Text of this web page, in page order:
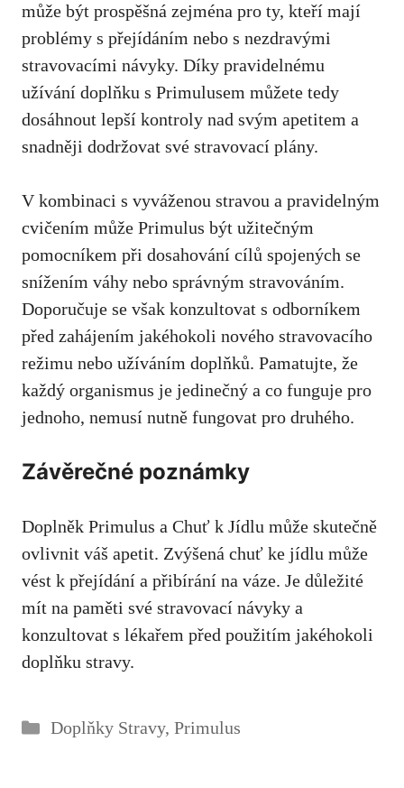
může být prospěšná zejména pro ty, kteří mají
problémy s přejídáním nebo s nezdravými
stravovacími návyky. Díky pravidelnému
užívání doplňku s Primulusem můžete tedy
dosáhnout lepší kontroly nad svým apetitem a
snadněji dodržovat své stravovací plány.
V kombinaci s vyváženou stravou a pravidelným
cvičením může Primulus být užitečným
pomocníkem při dosahování cílů spojených se
snížením váhy nebo správným stravováním.
Doporučuje se však konzultovat s odborníkem
před zahájením jakéhokoli nového stravovacího
režimu nebo užíváním doplňků. Pamatujte, že
každý organismus je jedinečný a co funguje pro
jednoho, nemusí nutně fungovat pro druhého.
Závěrečné poznámky
Doplněk Primulus a Chuť k Jídlu může skutečně
ovlivnit váš apetit. Zvýšená chuť ke jídlu může
vést k přejídání a přibírání na váze. Je důležité
mít na paměti své stravovací návyky a
konzultovat s lékařem před použitím jakéhokoli
doplňku stravy.
Rubriky
Doplňky Stravy, Primulus